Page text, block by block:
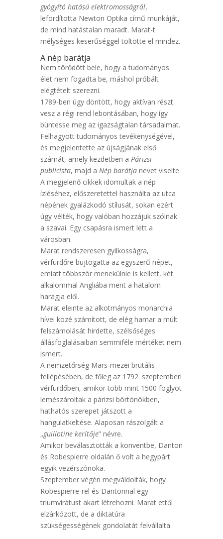
gyógyító hatású elektromosságról,
lefordította Newton Optika című munkáját,
de mind hatástalan maradt. Marat-t
mélységes keserűséggel töltötte el mindez.
A nép barátja
Nem törődött bele, hogy a tudományos
élet nem fogadta be, máshol próbált
elégtételt szerezni.
1789-ben úgy döntött, hogy aktívan részt
vesz a régi rend lebontásában, hogy így
büntesse meg az igazságtalan társadalmat.
Felhagyott tudományos tevékenységével,
és megjelentette az újságjának első
számát, amely kezdetben a Párizsi
publicista, majd a Nép barátjanevet viselte.
A megjelenő cikkek idomultak a nép
ízléséhez, előszeretettel használta az utca
népének gyalázkodó stílusát, sokan ezért
úgy vélték, hogy valóban hozzájuk szólnak
a szavai. Egy csapásra ismert lett a
városban.
Marat rendszeresen gyilkosságra,
vérfürdőre bujtogatta az egyszerű népet,
emiatt többször menekülnie is kellett, két
alkalommal Angliába ment a hatalom
haragja elől.
Marat eleinte az alkotmányos monarchia
hívei közé számított, de elég hamar a múlt
felszámolását hirdette, szélsőséges
állásfoglalásaiban semmiféle mértéket nem
ismert.
A nemzetőrség Mars-mezei brutális
fellépésében, de főleg az 1792. szeptemberi
vérfürdőben, amikor több mint 1500 foglyot
lemészároltak a párizsi börtönökben,
hathatós szerepet játszott a
hangulatkeltése. Alaposan rászolgált a
„guillotine kerítője” névre.
Amikor beválasztották a konventbe, Danton
és Robespierre oldalán ő volt a hegypárt
egyik vezérszónoka.
Szeptember végén megváldolták, hogy
Robespierre-rel és Dantonnal egy
triumvirátust akart létrehozni. Marat ettől
elzárkózott, de a diktatúra
szükségességének gondolatát felvállalta.